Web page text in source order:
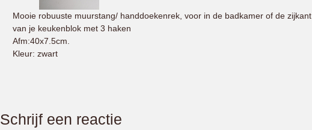
Mooie robuuste muurstang/ handdoekenrek, voor in de badkamer of de zijkant
van je keukenblok met 3 haken
Afm:40x7.5cm.
Kleur: zwart
Schrijf een reactie